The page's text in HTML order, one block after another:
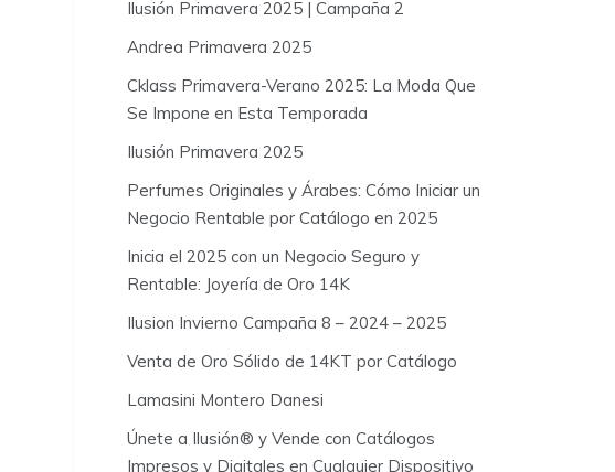
rIlusión Primavera 2025 | Campaña 2
Andrea Primavera 2025
Cklass Primavera-Verano 2025: La Moda Que
Se Impone en Esta Temporada
Ilusión Primavera 2025
Perfumes Originales y Árabes: Cómo Iniciar un
Negocio Rentable por Catálogo en 2025
Inicia el 2025 con un Negocio Seguro y
Rentable: Joyería de Oro 14K
Ilusion Invierno Campaña 8 – 2024 – 2025
Venta de Oro Sólido de 14KT por Catálogo
Lamasini Montero Danesi
Únete a Ilusión® y Vende con Catálogos
Impresos y Digitales en Cualquier Dispositivo